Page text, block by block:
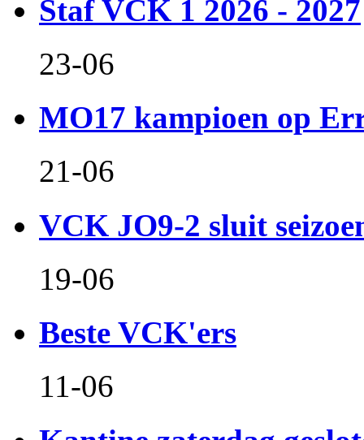
Staf VCK 1 2026 - 2027
23-06
MO17 kampioen op
21-06
VCK JO9-2 sluit
19-06
Beste VCK'ers
11-06